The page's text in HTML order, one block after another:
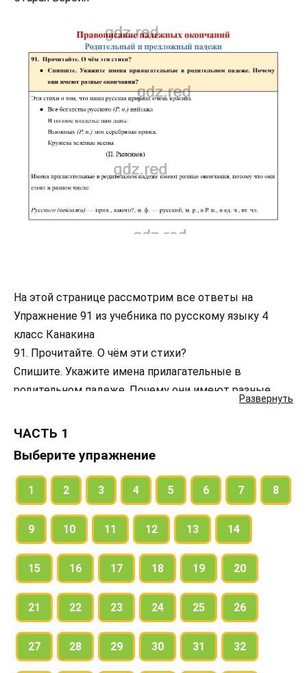
Развернуть
На этой странице рассмотрим все ответы на
Упражнение 91 из учебника по русскому языку 4
класс Канакина
91. Прочитайте. О чём эти стихи?
Спишите. Укажите имена прилагательные в
родительном падеже. Почему они имеют разные
ЧАСТЬ 1
Выберите упражнение
1 2 3 4 5 6 7 8
9 10 11 12 13 14
15 16 17 18 19 20
21 22 23 24 25 26
27 28 29 30 31 32